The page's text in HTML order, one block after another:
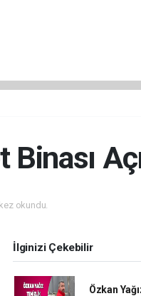
okundu.
İlginizi Çekebilir
Özkan